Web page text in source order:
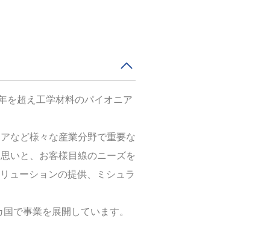
を超え工学材料のパイオニア
など様々な産業分野で重要な
いと、お客様目線のニーズを
ューションの提供、ミシュラ
で事業を展開しています。